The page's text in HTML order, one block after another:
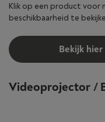
Klik op een product voor
beschikbaarheid te
Bekijk
Videoprojector /